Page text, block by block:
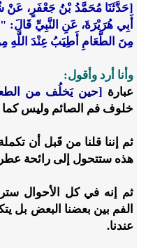
[حَدَّثَنَا مُحَمَّدُ بْنُ جَعْفَرٍ، عَنْ
أَبِي هُرَيْرَةَ، عَنِ النَّبِيِّ
مِنَ الطَّعَامِ أَطِيَبُ عِنْدَ
وأنا أرد وأقول:
عبارة [حين يَخلُف من
خلوف فم الصائم وليس
ثم إننا قلنا من قَبل أن
هذه ستتحول إلى رائحة
ثم إنه في كل الأحوال
الفم بين بعضنا البعض بل
عندنا.